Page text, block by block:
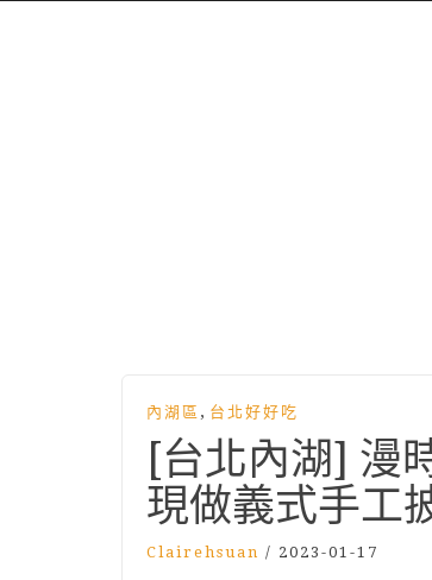
內湖區 , 台北好好吃
[台北內湖] 漫
現做義式手工
Clairehsuan / 2023-01-17